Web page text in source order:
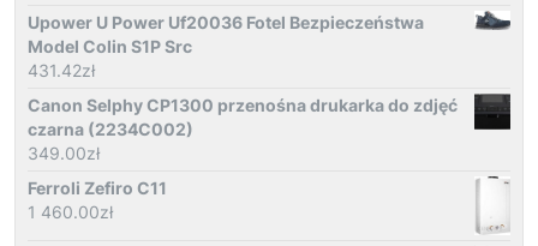
Upower U Power Uf20036 Fotel Bezpieczeństwa
Model Colin S1P Src
431.42zł
Canon Selphy CP1300 przenośna drukarka do zdjęć
czarna (2234C002)
349.00zł
Ferroli Zefiro C11
1 460.00zł